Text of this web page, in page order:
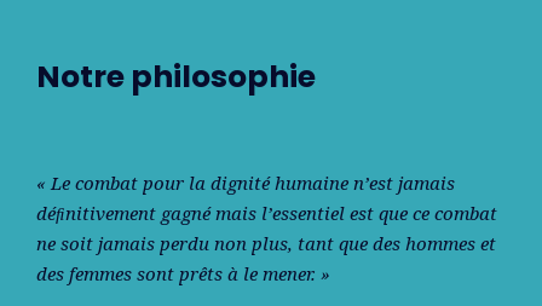
Notre philosophie
« Le combat pour la dignité humaine n’est jamais
déﬁnitivement gagné mais l’essentiel est que ce combat
ne soit jamais perdu non plus, tant que des hommes et
des femmes sont prêts à le mener. »